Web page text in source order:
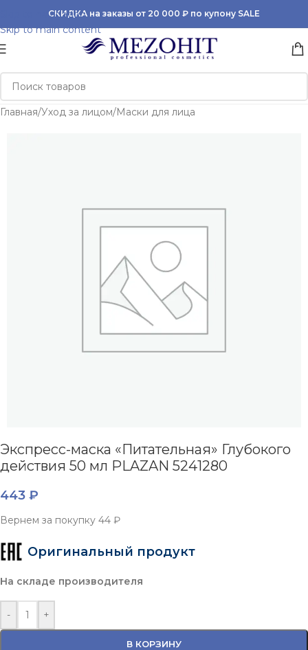
Skip to navigation
Skip to main content
СКИДКА на заказы от 20 000 ₽ по купону SALE
Главная/Уход за лицом/Маски для лица
Экспресс-маска «Питательная» Глубокого
действия 50 мл PLAZAN 5241280
443 ₽
Вернем за покупку 44 ₽
Оригинальный продукт
На складе производителя
- +
В КОРЗИНУ